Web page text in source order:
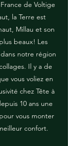
de Voltige
la Terre est
Millau et son
beaux! Les
notre région
Il y a de
vous voliez en
chez Tête à
10 ans une
vous monter
confort.